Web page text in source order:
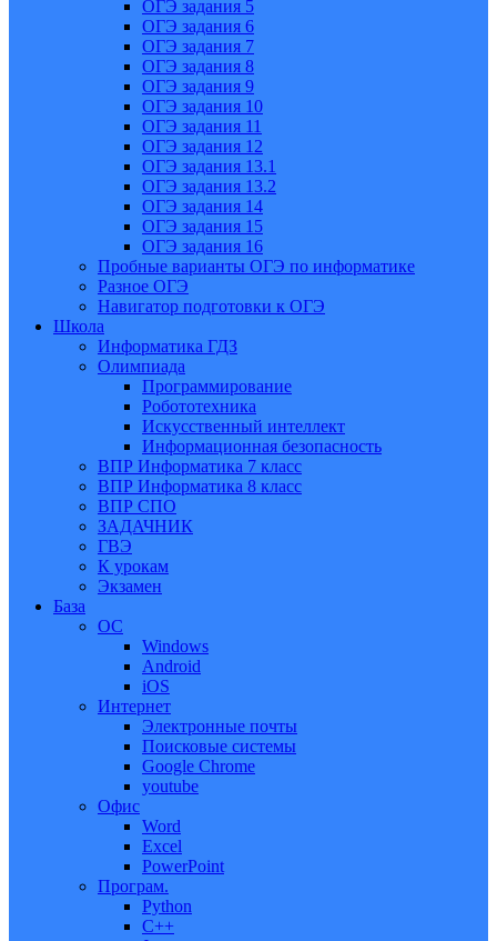
ОГЭ задания 5
ОГЭ задания 6
ОГЭ задания 7
ОГЭ задания 8
ОГЭ задания 9
ОГЭ задания 10
ОГЭ задания 11
ОГЭ задания 12
ОГЭ задания 13.1
ОГЭ задания 13.2
ОГЭ задания 14
ОГЭ задания 15
ОГЭ задания 16
Пробные варианты ОГЭ по информатике
Разное ОГЭ
Навигатор подготовки к ОГЭ
Школа
Информатика ГДЗ
Олимпиада
Программирование
Робототехника
Искусственный интеллект
Информационная безопасность
ВПР Информатика 7 класс
ВПР Информатика 8 класс
ВПР СПО
ЗАДАЧНИК
ГВЭ
К урокам
Экзамен
База
ОС
Windows
Android
iOS
Интернет
Электронные почты
Поисковые системы
Google Chrome
youtube
Офис
Word
Excel
PowerPoint
Програм.
Python
C++